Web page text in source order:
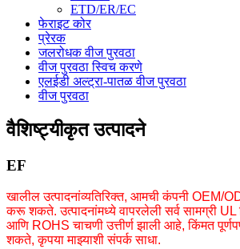
ETD/ER/EC
फेराइट कोर
प्रेरक
जलरोधक वीज पुरवठा
वीज पुरवठा स्विच करणे
एलईडी अल्ट्रा-पातळ वीज पुरवठा
वीज पुरवठा
वैशिष्ट्यीकृत उत्पादने
EF
खालील उत्पादनांव्यतिरिक्त, आमची कंपनी OEM/
करू शकते. उत्पादनांमध्ये वापरलेली सर्व सामग्री UL
आणि ROHS चाचणी उत्तीर्ण झाली आहे, किंमत
शकते, कृपया माझ्याशी संपर्क साधा.